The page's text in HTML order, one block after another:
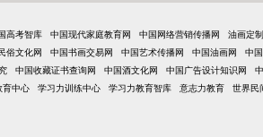
高考智库 中国现代家庭教育网 中国网络营销传播网 油画定
俗文化网 中国书画交易网 中国艺术传播网 中国油画网 中
中国收藏证书查询网 中国酒文化网 中国广告设计知识网
育中心 学习力训练中心 学习力教育智库 意志力教育 世界民